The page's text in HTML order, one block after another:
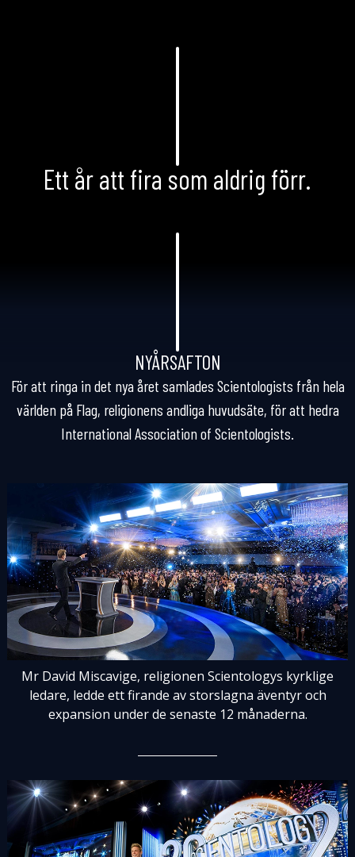
Ett år att fira som aldrig förr.
NYÅRSAFTON
För att ringa in det nya året samlades Scientologists från hela
världen på Flag, religionens andliga huvudsäte, för att hedra
International Association of Scientologists.
Mr David Miscavige, religionen Scientologys kyrklige
ledare, ledde ett firande av storslagna äventyr och
expansion under de senaste 12 månaderna.